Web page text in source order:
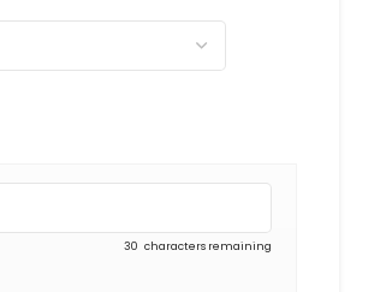
30 characters remaining